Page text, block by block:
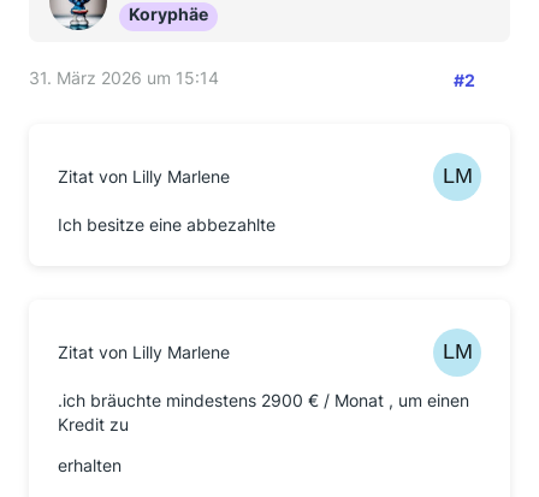
Koryphäe
31. März 2026 um 15:14 #2
Zitat von Lilly Marlene
Ich besitze eine abbezahlte
Zitat von Lilly Marlene
.ich bräuchte mindestens 2900 € / Monat , um einen
Kredit zu
erhalten